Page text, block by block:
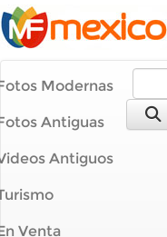
Modernas
Antiguas
Antiguos
Venta